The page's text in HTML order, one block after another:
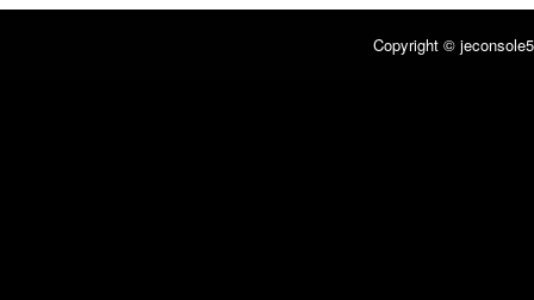
– Tout premier titre à vous plonger dans l’aventure Open World de
– De multiples missions annexes disponibles, de quoi surprendre
Copyright ©